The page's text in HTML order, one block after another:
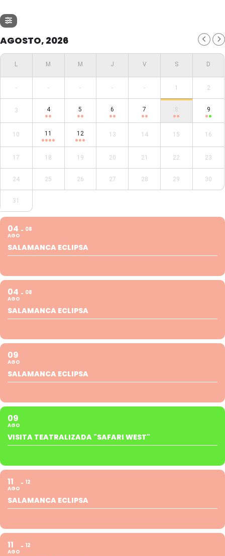
AGOSTO, 2026
- - - - - 1 2
3 4 5 6 7 8 9
10 11 12 13 14 15 16
17 18 19 20 21 22 23
24 25 26 27 28 29 30
31
04
AGO
08
SALAMANCA ECLIPSA
04
AGO
08
SALAMANCA ECLIPSA
09
AGO
SALAMANCA ECLIPSA
09
AGO
VISITA TEATRALIZADA "SAFARI WEST"
11
AGO
12
SALAMANCA ECLIPSA
11
AGO
12